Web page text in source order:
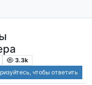
3.3k
чтобы ответить